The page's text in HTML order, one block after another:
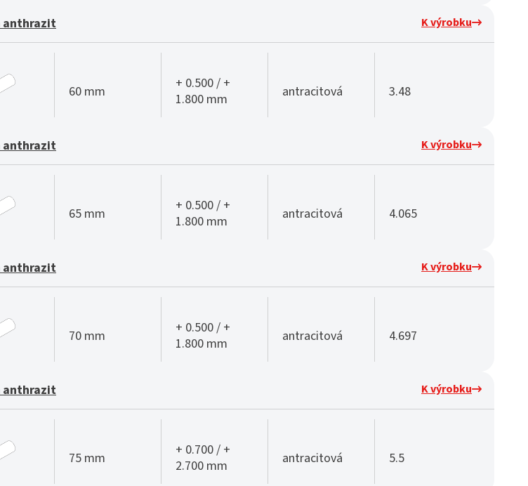
anthrazit K výrobku
60 mm
+ 0.500 / +
1.800 mm
antracitová 3.48
anthrazit K výrobku
65 mm
+ 0.500 / +
1.800 mm
antracitová 4.065
anthrazit K výrobku
70 mm
+ 0.500 / +
1.800 mm
antracitová 4.697
anthrazit K výrobku
75 mm
+ 0.700 / +
2.700 mm
antracitová 5.5